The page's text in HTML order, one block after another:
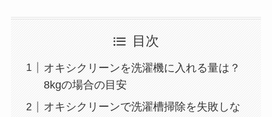
目次
オキシクリーンを洗濯機に入れる量は？
8kgの場合の目安
オキシクリーンで洗濯槽掃除を失敗しな